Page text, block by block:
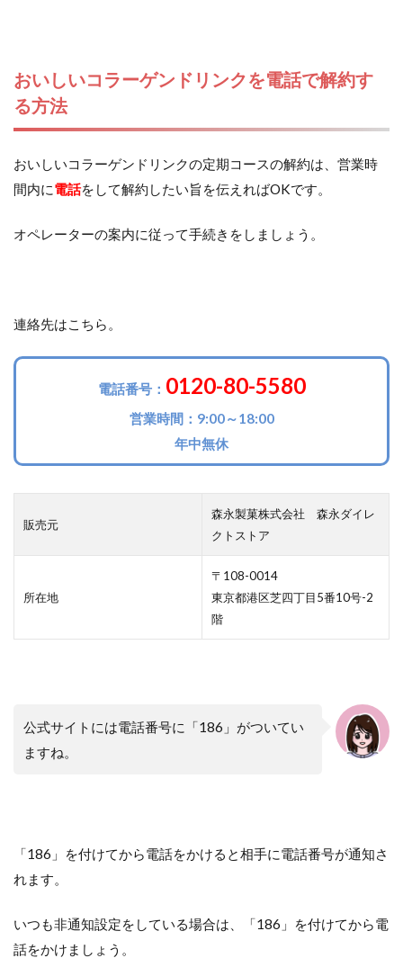
おいしいコラーゲンドリンクを電話で解約す
る方法
おいしいコラーゲンドリンクの定期コースの解約は、営業時
間内に電話をして解約したい旨を伝えればOKです。
オペレーターの案内に従って手続きをしましょう。
連絡先はこちら。
電話番号： 0120-80-5580
営業時間：9:00～18:00
年中無休
販売元
森永製菓株式会社 森永ダイレ
クトストア
所在地
〒108-0014
東京都港区芝四丁目5番10号-2
階
公式サイトには電話番号に「186」がついてい
ますね。
「186」を付けてから電話をかけると相手に電話番号が通知さ
れます。
いつも非通知設定をしている場合は、「186」を付けてから電
話をかけましょう。